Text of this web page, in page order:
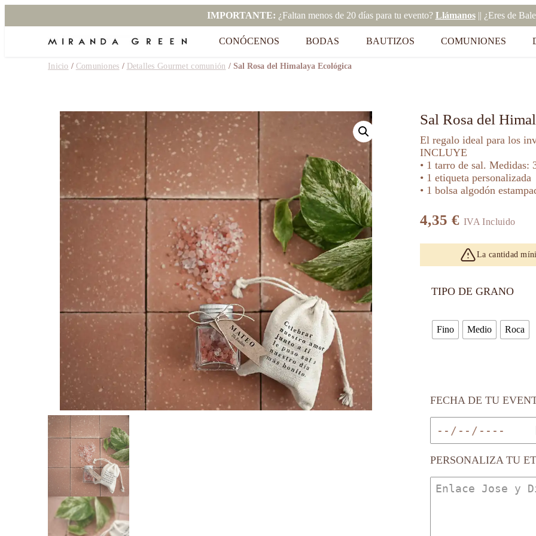
IMPORTANTE: ¿Faltan menos de 20 días para tu evento? Llámanos|| ¿Eres de
CONÓCENOS BODAS BAUTIZOS COMUNIONES
Inicio / Comuniones / Detalles Gourmet comunión / Sal Rosa del Himalaya Ecológica
Sal Rosa del
El regalo ideal para los
INCLUYE
• 1 tarro de sal. Medidas:
• 1 etiqueta personalizada
• 1 bolsa algodón
4,35 € IVA Incluido
La cantidad
TIPO DE GRANO
Fino Medio Roca
FECHA DE TU
PERSONALIZA TU